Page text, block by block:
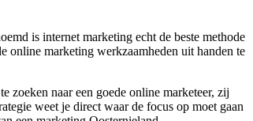
is internet marketing echt de beste methode
online marketing werkzaamheden uit handen te
zoeken naar een goede online marketeer, zij
weet je direct waar de focus op moet gaan